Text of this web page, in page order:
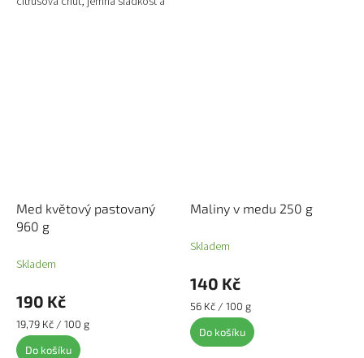
Med květový pastovaný
960 g
Skladem
190 Kč
Měrná
cena:
19,79 Kč / 100 g
Do košíku
Maliny v medu 250 g
Skladem
140 Kč
Měrná
cena:
56 Kč / 100 g
Do košíku